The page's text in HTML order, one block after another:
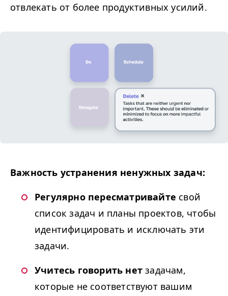
отвлекать от более продуктивных усилий.
Важность устранения ненужных задач:
Регулярно пересматривайте свой
список задач и планы проектов, чтобы
идентифицировать и исключать эти
задачи.
Учитесь говорить нет задачам,
которые не соответствуют вашим